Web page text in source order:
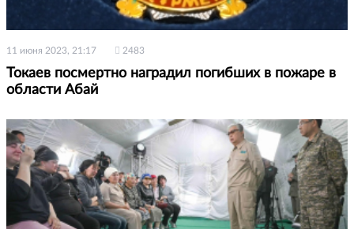
11 июня 2023, 21:17 2483
Токаев посмертно наградил погибших в пожаре в
области Абай